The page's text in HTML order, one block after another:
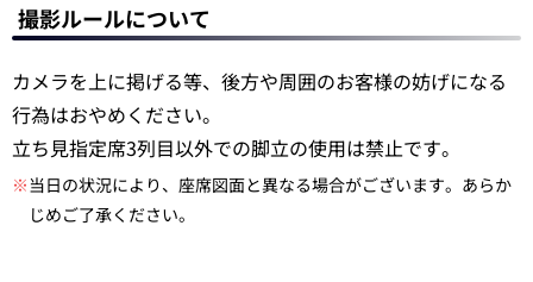
撮影ルールについて
カメラを上に掲げる等、後方や周囲のお客様の妨げになる
行為はおやめください。
立ち見指定席3列目以外での脚立の使用は禁止です。
※ 当日の状況により、座席図面と異なる場合がございます。あらか
じめご了承ください。